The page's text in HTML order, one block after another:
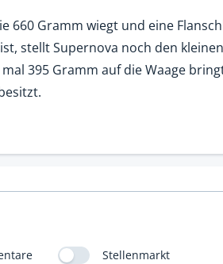
660 Gramm wiegt und eine
stellt Supernova noch den
395 Gramm auf die Waage
Stellenmarkt